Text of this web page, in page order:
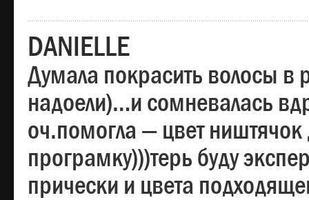
DANIELLE
Думала покрасить волосы
надоели)…и сомневалась
оч.помогла — цвет
програмку)))терь буду
прически и цвета